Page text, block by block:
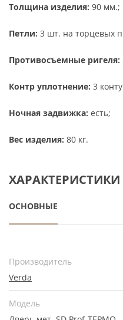
Толщина изделия: 90 мм.;
Петли: 3 шт. на торцевых
Противосъемные ригеля:
Контр уплотнение: 3
Ночная задвижка: есть;
Вес изделия: 80 кг.
ХАРАКТЕРИСТИКИ
ОСНОВНЫЕ
Производитель
Verda
Модель